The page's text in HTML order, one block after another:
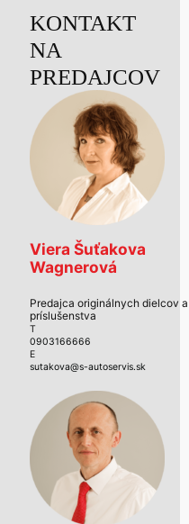
KONTAKT
NA
PREDAJCOV
Viera Šuťakova
Wagnerová
Predajca originálnych dielcov a
príslušenstva
T
0903166666
E
sutakova@s-autoservis.sk